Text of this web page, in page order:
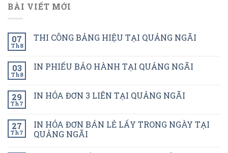
BÀI VIẾT MỚI
07
Th8
THI CÔNG BẢNG HIỆU TẠI QUẢNG NGÃI
03
Th8
IN PHIẾU BẢO HÀNH TẠI QUẢNG NGÃI
29
Th7
IN HÓA ĐƠN 3 LIÊN TẠI QUẢNG NGÃI
27
Th7
IN HÓA ĐƠN BÁN LẺ LẤY TRONG NGÀY TẠI
QUẢNG NGÃI